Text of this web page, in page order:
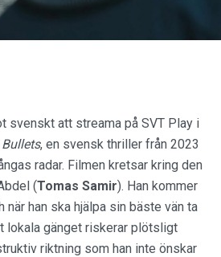
svenskt att streama på SVT Play i
Bullets, en svensk thriller från 2023
radar. Filmen kretsar kring den
(Tomas Samir). Han kommer
han ska hjälpa sin bäste vän ta
lokala gänget riskerar plötsligt
riktning som han inte önskar